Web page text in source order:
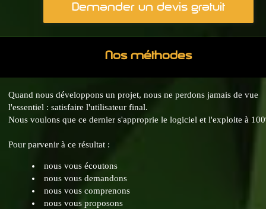
Demander un devis gratuit
Nos méthodes
Quand nous développons un projet, nous ne perdons jamais de vue
l'essentiel : satisfaire l'utilisateur final.
Nous voulons que ce dernier s'approprie le logiciel et l'exploite à
Pour parvenir à ce résultat :
nous vous écoutons
nous vous demandons
nous vous comprenons
nous vous proposons